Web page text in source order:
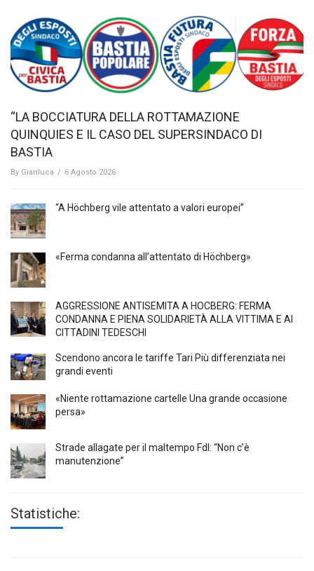
“LA BOCCIATURA DELLA ROTTAMAZIONE
QUINQUIES E IL CASO DEL SUPERSINDACO DI
BASTIA
By Gianluca / 6 Agosto 2026
“A Höchberg vile attentato a valori europei”
«Ferma condanna all’attentato di Höchberg»
AGGRESSIONE ANTISEMITA A HÖCBERG: FERMA
CONDANNA E PIENA SOLIDARIETÀ ALLA VITTIMA E AI
CITTADINI TEDESCHI
Scendono ancora le tariffe Tari Più differenziata nei
grandi eventi
«Niente rottamazione cartelle Una grande occasione
persa»
Strade allagate per il maltempo FdI: “Non c’è
manutenzione”
Statistiche: